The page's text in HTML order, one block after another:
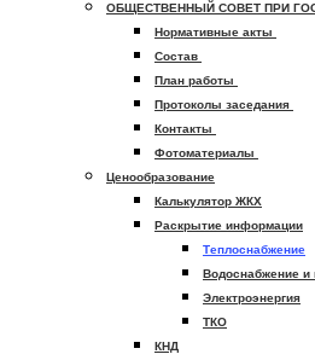
ОБЩЕСТВЕННЫЙ СОВЕТ ПРИ
Нормативные акты
Состав
План работы
Протоколы заседания
Контакты
Фотоматериалы
Ценообразование
Калькулятор ЖКХ
Раскрытие информации
Теплоснабжение
Водоснабжение и
Электроэнергия
ТКО
КНД